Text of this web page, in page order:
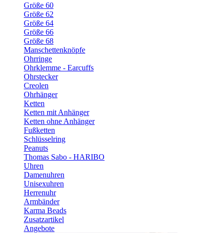
Größe 60
Größe 62
Größe 64
Größe 66
Größe 68
Manschettenknöpfe
Ohrringe
Ohrklemme - Earcuffs
Ohrstecker
Creolen
Ohrhänger
Ketten
Ketten mit Anhänger
Ketten ohne Anhänger
Fußketten
Schlüsselring
Peanuts
Thomas Sabo - HARIBO
Uhren
Damenuhren
Unisexuhren
Herrenuhr
Armbänder
Karma Beads
Zusatzartikel
Angebote